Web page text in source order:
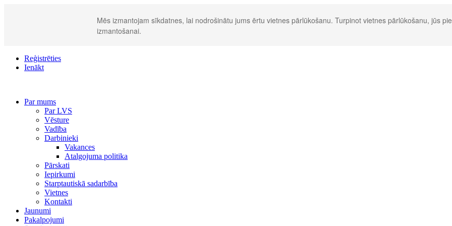
Mēs izmantojam sīkdatnes, lai nodrošinātu jums ērtu vietnes pārlūkošanu. Turpinot vietnes pārlūkošanu, jūs
izmantošanai.
Reģistrēties
Ienākt
Par mums
Par LVS
Vēsture
Vadība
Darbinieki
Vakances
Atalgojuma politika
Pārskati
Iepirkumi
Starptautiskā sadarbība
Vietnes
Kontakti
Jaunumi
Pakalpojumi